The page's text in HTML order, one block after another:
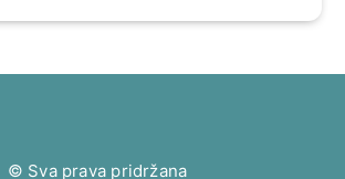
© Sva prava pridržana